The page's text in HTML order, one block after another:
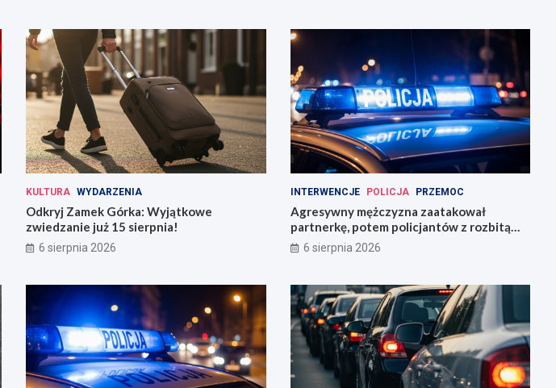
KULTURA WYDARZENIA
Odkryj Zamek Górka: Wyjątkowe
zwiedzanie już 15 sierpnia!
6 sierpnia 2026
INTERWENCJE POLICJA PRZEMOC
Agresywny mężczyzna zaatakował
partnerkę, potem policjantów z rozbitą
butelką
6 sierpnia 2026